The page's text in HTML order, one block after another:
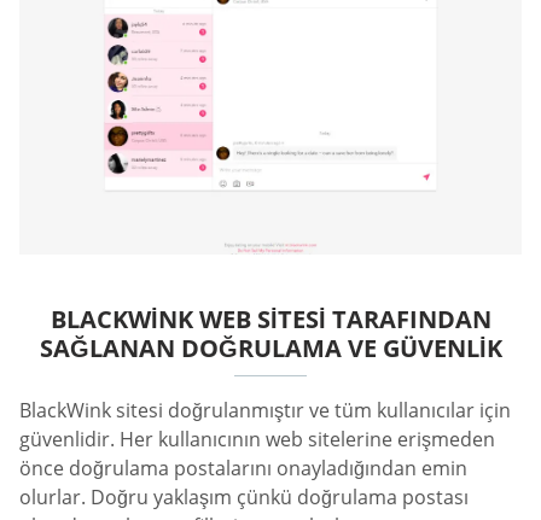
BLACKWINK WEB SITESI TARAFINDAN
SAĞLANAN DOĞRULAMA VE GÜVENLIK
BlackWink sitesi doğrulanmıştır ve tüm kullanıcılar için
güvenlidir. Her kullanıcının web sitelerine erişmeden
önce doğrulama postalarını onayladığından emin
olurlar. Doğru yaklaşım çünkü doğrulama postası